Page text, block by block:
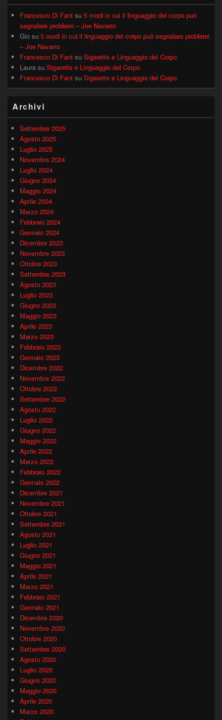
Francesco Di Fant su 5 modi in cui il linguaggio del corpo può
segnalare problemi – Joe Navarro
Gio su 5 modi in cui il linguaggio del corpo può segnalare problemi
– Joe Navarro
Francesco Di Fant su Sigarette e Linguaggio del Corpo
Laura su Sigarette e Linguaggio del Corpo
Francesco Di Fant su Sigarette e Linguaggio del Corpo
Archivi
Settembre 2025
Agosto 2025
Luglio 2025
Novembre 2024
Luglio 2024
Giugno 2024
Maggio 2024
Aprile 2024
Marzo 2024
Febbraio 2024
Gennaio 2024
Dicembre 2023
Novembre 2023
Ottobre 2023
Settembre 2023
Agosto 2023
Luglio 2023
Giugno 2023
Maggio 2023
Aprile 2023
Marzo 2023
Febbraio 2023
Gennaio 2023
Dicembre 2022
Novembre 2022
Ottobre 2022
Settembre 2022
Agosto 2022
Luglio 2022
Giugno 2022
Maggio 2022
Aprile 2022
Marzo 2022
Febbraio 2022
Gennaio 2022
Dicembre 2021
Novembre 2021
Ottobre 2021
Settembre 2021
Agosto 2021
Luglio 2021
Giugno 2021
Maggio 2021
Aprile 2021
Marzo 2021
Febbraio 2021
Gennaio 2021
Dicembre 2020
Novembre 2020
Ottobre 2020
Settembre 2020
Agosto 2020
Luglio 2020
Giugno 2020
Maggio 2020
Aprile 2020
Marzo 2020